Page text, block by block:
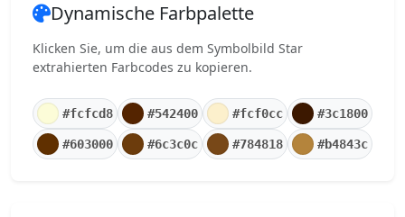
Dynamische Farbpalette
Klicken Sie, um die aus dem Symbolbild Star
extrahierten Farbcodes zu kopieren.
#fcfcd8 #542400 #fcf0cc #3c1800
#603000 #6c3c0c #784818 #b4843c